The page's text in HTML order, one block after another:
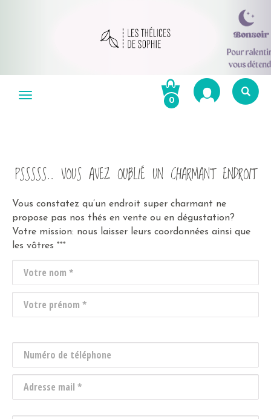
Menu 0
PSSSSS.. VOUS AVEZ OUBLIÉ UN CHARMANT ENDROIT
Vous constatez qu’un endroit super charmant ne
propose pas nos thés en vente ou en dégustation?
Votre mission: nous laisser leurs coordonnées ainsi que
les vôtres °°°
Veuillez
laisser
ce
champ
Veuillez
laisser
ce
champ
vide.